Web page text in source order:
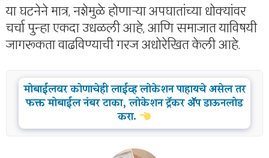
या घटनेने मात्र, नशेमुळे होणाऱ्या अपघातांच्या धोक्यांवर
चर्चा पुन्हा एकदा उधळली आहे, आणि समाजात याविषयी
जागरूकता वाढविण्याची गरज अधोरेखित केली आहे.
मोबाईलवर कोणाचेही लाईव्ह लोकेशन पाहायचे असेल तर
फक्त मोबाईल नंबर टाका, लोकेशन ट्रॅकर ॲप डाऊनलोड
करा.